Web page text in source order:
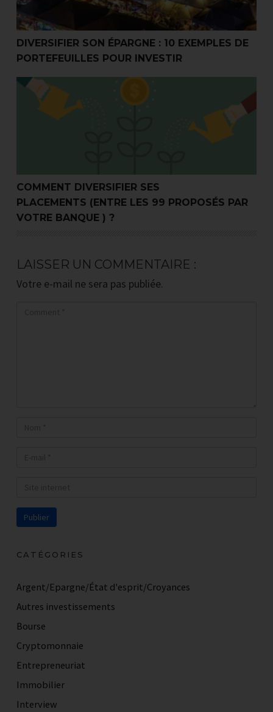
DIVERSIFIER SON ÉPARGNE : 10 EXEMPLES DE
PORTEFEUILLES POUR INVESTIR
Comment diversifier ses placements (entre les 99
COMMENT DIVERSIFIER SES
PLACEMENTS (ENTRE LES 99 PROPOSÉS PAR
VOTRE BANQUE ) ?
LAISSER UN COMMENTAIRE :
Votre e-mail ne sera pas publiée.
CATÉGORIES
Argent/Epargne/État d'esprit/Croyances
Autres investissements
Bourse
Cryptomonnaie
Entrepreneuriat
Immobilier
Interview